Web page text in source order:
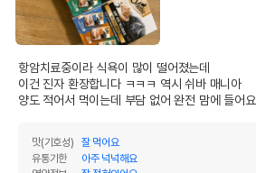
항암치료중이라 식욕이 많이 떨어졌는데
이건 진자 환장합니다 ㅋㅋㅋ 역시 쉬바 매니아
양도 적어서 먹이는데 부담 없어 완전 맘에 들어요
맛(기호성)
잘 먹어요
유통기한
아주 넉넉해요